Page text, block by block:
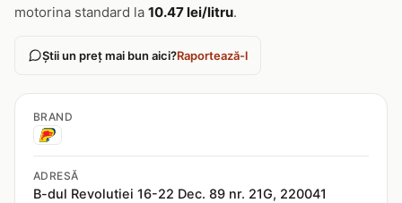
motorina standard la 10.47 lei/litru.
Știi un preț mai bun aici?Raportează-l
BRAND
ADRESĂ
B-dul Revolutiei 16-22 Dec. 89 nr. 21G, 220041